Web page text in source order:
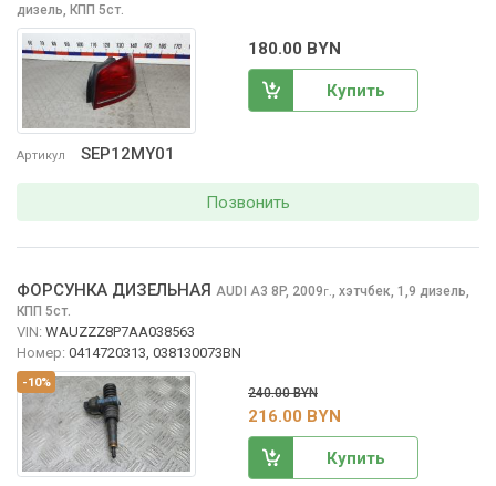
Артикул SEP12MY01
дизель, КПП 5ст.
180.00 BYN
Купить
Позвонить
-10%
ФОРСУНКА ДИЗЕЛЬНАЯ AUDI A3 8P, 2009г., хэтчбек, 1,9 дизель,
КПП 5ст.
VIN: WAUZZZ8P7AA038563
Номер: 0414720313, 038130073BN
240.00 BYN
216.00 BYN
Купить